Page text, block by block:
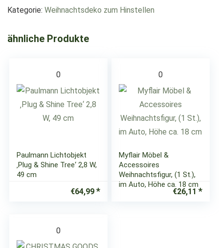
Kategorie: Weihnachtsdeko zum Hinstellen
ähnliche Produkte
0
Paulmann Lichtobjekt
‚Plug & Shine Tree‘ 2,8 W,
49 cm
€64,99
0
Myflair Möbel &
Accessoires
Weihnachtsfigur, (1 St.),
im Auto, Höhe ca. 18 cm
€26,11
0